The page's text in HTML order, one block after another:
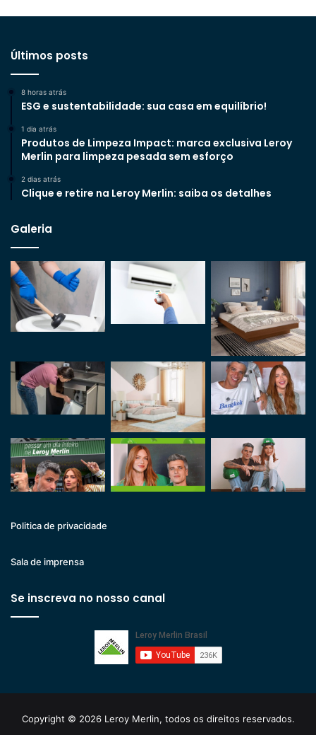
Últimos posts
8 horas atrás
ESG e sustentabilidade: sua casa em equilíbrio!
1 dia atrás
Produtos de Limpeza Impact: marca exclusiva Leroy
Merlin para limpeza pesada sem esforço
2 dias atrás
Clique e retire na Leroy Merlin: saiba os detalhes
Galeria
Politica de privacidade
Sala de imprensa
Se inscreva no nosso canal
Copyright © 2026 Leroy Merlin, todos os direitos reservados.